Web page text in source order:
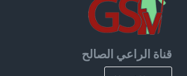
قناة الراعي الصالح